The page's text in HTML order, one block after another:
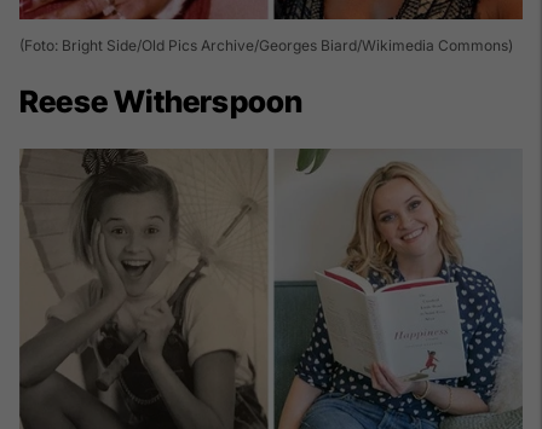
(Foto: Bright Side/Old Pics Archive/Georges Biard/Wikimedia Commons)
Reese Witherspoon